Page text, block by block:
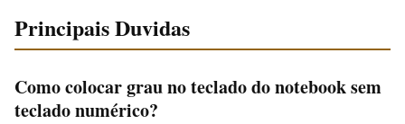
Principais Duvidas
Como colocar grau no teclado do notebook sem
teclado numérico?